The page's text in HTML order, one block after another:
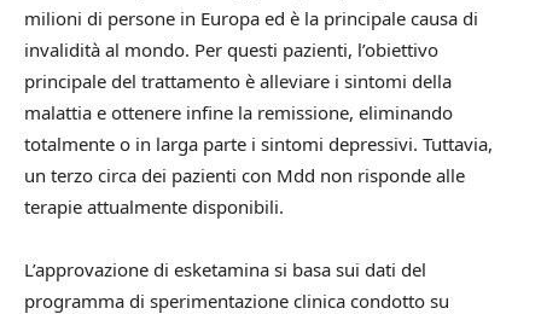
milioni di persone in Europa ed è la principale causa di
invalidità al mondo. Per questi pazienti, l’obiettivo
principale del trattamento è alleviare i sintomi della
malattia e ottenere infine la remissione, eliminando
totalmente o in larga parte i sintomi depressivi. Tuttavia,
un terzo circa dei pazienti con Mdd non risponde alle
terapie attualmente disponibili.
L’approvazione di esketamina si basa sui dati del
programma di sperimentazione clinica condotto su